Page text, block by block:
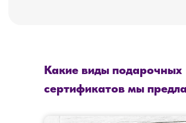
Какие виды подарочных
сертификатов мы